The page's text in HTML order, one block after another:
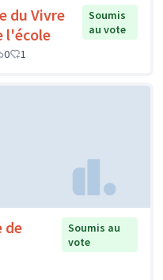
du Vivre
l'école
Soumis
au vote
0 1
de
Soumis au
vote